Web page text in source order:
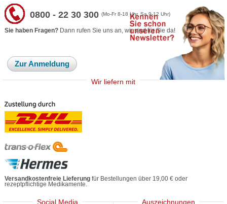
0800 - 22 30 300(Mo-Fr 8-18 Uhr, Sa 9-12 Uhr)
Sie haben Fragen? Dann rufen Sie uns an, wir sind für Sie da!
Zur Anmeldung
Wir liefern mit
Versandkostenfreie Lieferung für Bestellungen über 19,00 € oder
rezeptpflichtige Medikamente.
Social Media Auszeichnungen